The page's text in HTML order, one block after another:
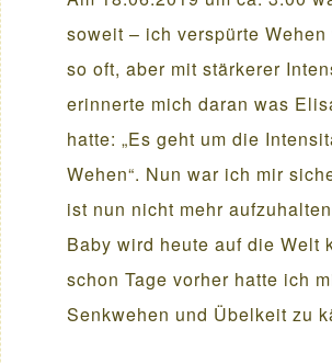
soweit – ich verspürte Wehen
so oft, aber mit stärkerer
erinnerte mich daran was
hatte: „Es geht um die
Wehen“. Nun war ich mir
ist nun nicht mehr
Baby wird heute auf die Welt
schon Tage vorher hatte ich
Senkwehen und Übelkeit zu